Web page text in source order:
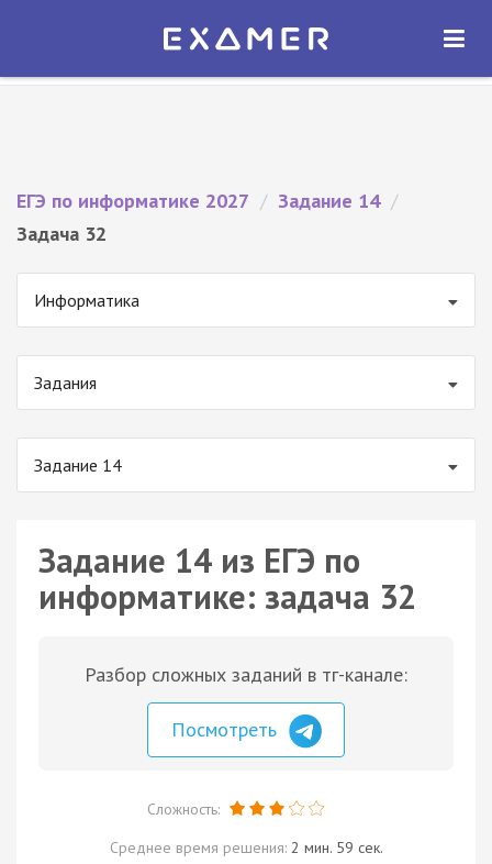
Экзамер — ЕГЭ 2027
ОТКРЫТЬ
ЕГЭ по информатике 2027 / Задание 14 /
Задача 32
Информатика
Задания
Задание 14
Задание 14 из ЕГЭ по
информатике: задача 32
Разбор сложных заданий в тг-канале:
Посмотреть
Сложность:
Среднее время решения: 2 мин. 59 сек.